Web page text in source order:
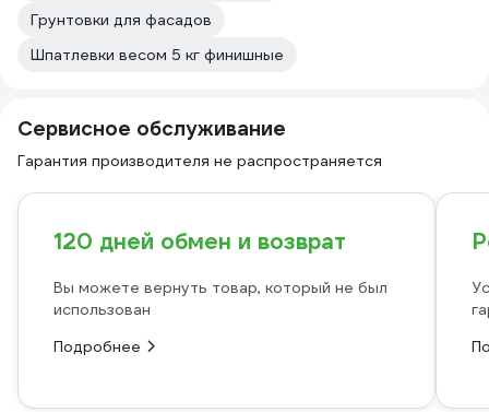
Грунтовки для фасадов
Шпатлевки весом 5 кг финишные
Сервисное обслуживание
Гарантия производителя не распространяется
120 дней обмен и возврат
Вы можете вернуть товар, который не был
использован
Подробнее